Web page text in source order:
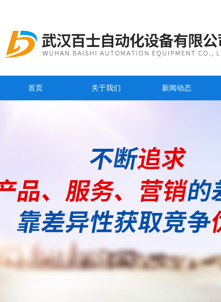
首页 关于我们 新闻动态